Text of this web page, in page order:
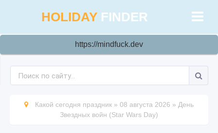
HOLIDAY FINDER
https://mindfuck.dev
Какой сегодня праздник » 08 августа 2026 » День
Звездных войн (Star Wars Day)